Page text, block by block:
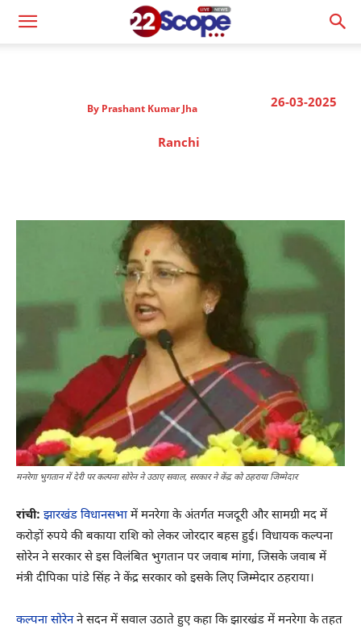
26-03-2025
By Prashant Kumar Jha
Ranchi
मनरेगा भुगतान में देरी पर कल्पना सोरेन ने उठाए सवाल, सरकार ने केंद्र को ठहराया जिम्मेदार
रांची: झारखंड विधानसभामें मनरेगा के अंतर्गत मजदूरी और सामग्री मद में
करोड़ों रुपये की बकाया राशि को लेकर जोरदार बहस हुई। विधायक कल्पना
सोरेन ने सरकार से इस विलंबित भुगतान पर जवाब मांगा, जिसके जवाब में
मंत्री दीपिका पांडे सिंह ने केंद्र सरकार को इसके लिए जिम्मेदार ठहराया।
कल्पना सोरेनने सदन में सवाल उठाते हुए कहा कि झारखंड में मनरेगा के तहत